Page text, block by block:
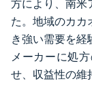
方により、南米
た。地域のカカ
き強い需要を
メーカーに処
せ、収益性の維